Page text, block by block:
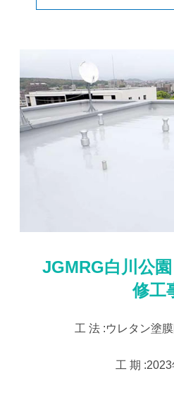
JGMRG白川公
修工
工 法 :ウレタン塗
工 期 :2023